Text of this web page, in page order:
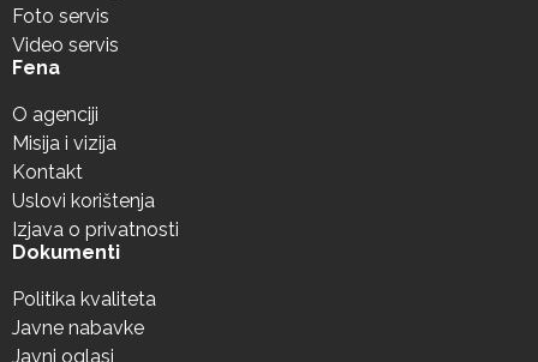
Foto servis
Video servis
Fena
O agenciji
Misija i vizija
Kontakt
Uslovi korištenja
Izjava o privatnosti
Dokumenti
Politika kvaliteta
Javne nabavke
Javni oglasi